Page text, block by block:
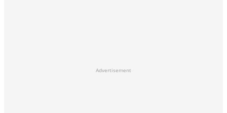
Advertisement